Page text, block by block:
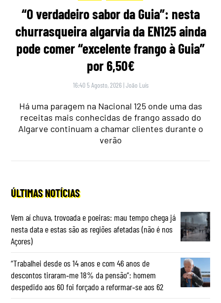
“O verdadeiro sabor da Guia”: nesta
churrasqueira algarvia da EN125 ainda
pode comer “excelente frango à Guia”
por 6,50€
16:40 5 Agosto, 2026 |João Luís
Há uma paragem na Nacional 125 onde uma das
receitas mais conhecidas de frango assado do
Algarve continuam a chamar clientes durante o
verão
ÚLTIMAS NOTÍCIAS
Vem aí chuva, trovoada e poeiras: mau tempo chega já
nesta data e estas são as regiões afetadas (não é nos
Açores)
“Trabalhei desde os 14 anos e com 46 anos de
descontos tiraram‑me 18% da pensão”: homem
despedido aos 60 foi forçado a reformar‑se aos 62